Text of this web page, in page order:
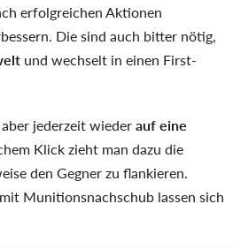
erfolgreichen Aktionen
Die sind auch bitter nötig,
und wechselt in einen First-
jederzeit wiederauf eine
Klick zieht man dazu die
den Gegner zu flankieren.
Munitionsnachschub lassen sich